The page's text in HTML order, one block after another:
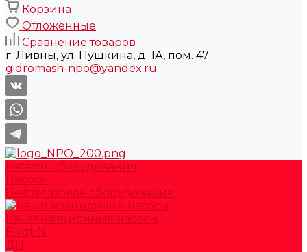
Корзина
Отложенные
Сравнение товаров
г. Ливны, ул. Пушкина, д. 1А, пом. 47
gidromash-npo@yandex.ru
Каталог оборудования
Насосы
Нефтегазовое оборудование
Канализационные насосы
Flygt N
ДН